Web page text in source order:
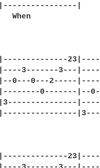
|
3-------3---
0---0---2-----
0-------|--